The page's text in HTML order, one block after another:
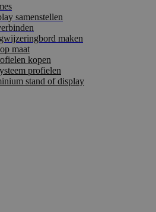
samenstellen
maken
maat
kopen
profielen
stand of display